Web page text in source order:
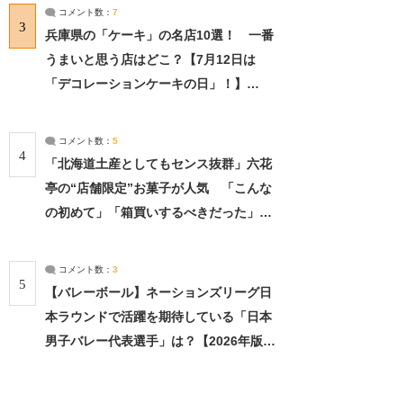
3
コメント数： 7
兵庫県の「ケーキ」の名店10選！ 一番
うまいと思う店はどこ？【7月12日は
「デコレーションケーキの日」！】
4
コメント数： 5
「北海道土産としてもセンス抜群」六花
亭の“店舗限定”お菓子が人気 「こんな
の初めて」「箱買いするべきだった」
5
コメント数： 3
【バレーボール】ネーションズリーグ日
本ラウンドで活躍を期待している「日本
男子バレー代表選手」は？【2026年版・